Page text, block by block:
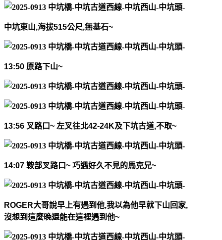
中坑東山,海拔515公尺,無基石~
13:50 原路下山~
13:56 叉路口~ 左叉往北42-24K及下坑古道,不取~
14:07 鞍部叉路口~ 巧遇好久不見的馬克兄~
ROGER大哥說早上有遇到他,我以為他早就下山回家,
沒想到這麼晚還能在這裡遇到他~